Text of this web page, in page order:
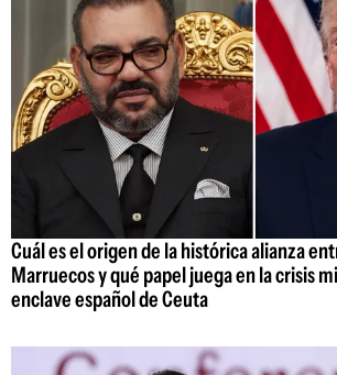
Cuál es el origen de la histórica alianza
Marruecos y qué papel juega en la crisis
enclave español de Ceuta